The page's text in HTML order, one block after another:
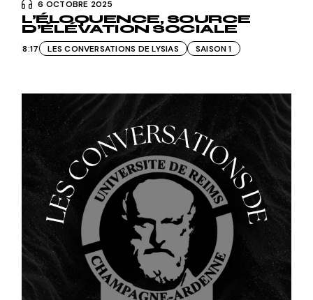
6 OCTOBRE 2025
L’ÉLOQUENCE, SOURCE
D’ÉLÉVATION SOCIALE
8:17 LES CONVERSATIONS DE LYSIAS SAISON 1